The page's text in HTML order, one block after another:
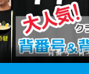
背番号・背